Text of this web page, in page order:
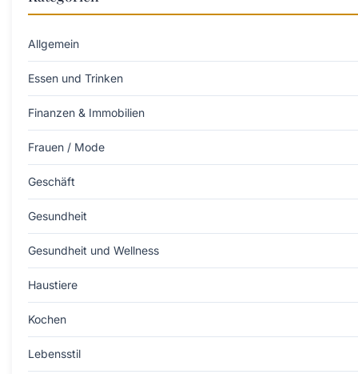
Allgemein
Essen und Trinken
Finanzen & Immobilien
Frauen / Mode
Geschäft
Gesundheit
Gesundheit und Wellness
Haustiere
Kochen
Lebensstil